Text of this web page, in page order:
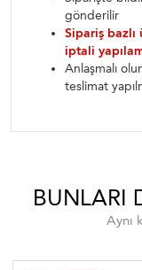
gönderilir
Sipariş bazlı
iptali
Anlaşmalı
teslimat
BUNLARI
Aynı